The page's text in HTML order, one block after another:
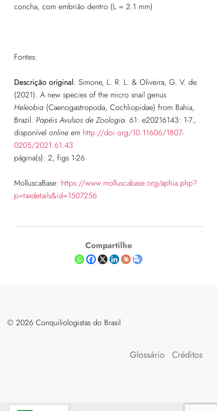
concha, com embrião dentro (L = 2.1 mm)
Fontes:
Descrição original: Simone, L. R. L. & Oliveira, G. V. de.
(2021). A new species of the micro snail genus
Heleobia(Caenogastropoda, Cochliopidae) from Bahia,
Brazil. Papéis Avulsos de Zoologia. 61: e20216143: 1-7.,
disponível online em http://doi.org/10.11606/1807-
0205/2021.61.43
página(s): 2, figs 1-26
MolluscaBase: https://www.molluscabase.org/aphia.php?
p=taxdetails&id=1507256
Compartilhe
©️ 2026 Conquiliologistas do Brasil
Glossário Créditos